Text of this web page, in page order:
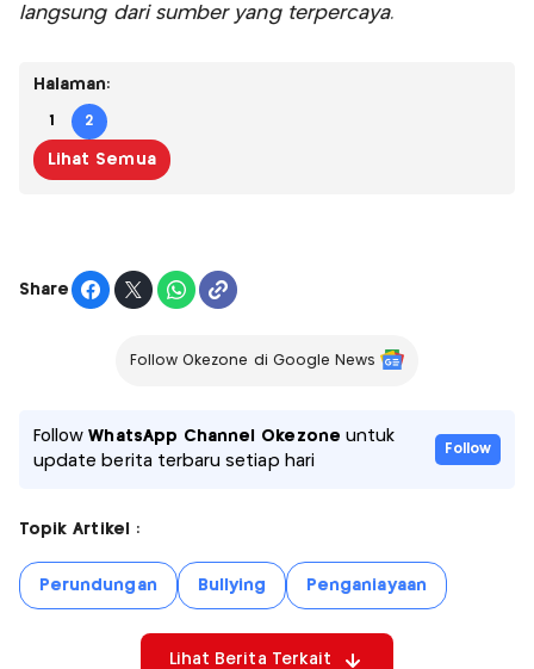
langsung dari sumber yang terpercaya.
Halaman:
1 2
Lihat Semua
Share
Follow Okezone di Google News
FollowWhatsApp Channel Okezone untuk
update berita terbaru setiap hari
Follow
Topik Artikel :
Perundungan Bullying Penganiayaan
Lihat Berita Terkait